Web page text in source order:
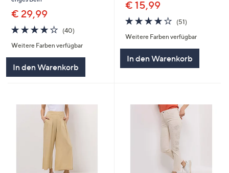
€ 29,99
3.8
von
5
(40)
Weitere Farben verfügbar
In den Warenkorb
€ 15,99
3.7
von
5
(51)
Weitere Farben verfügbar
In den Warenkorb